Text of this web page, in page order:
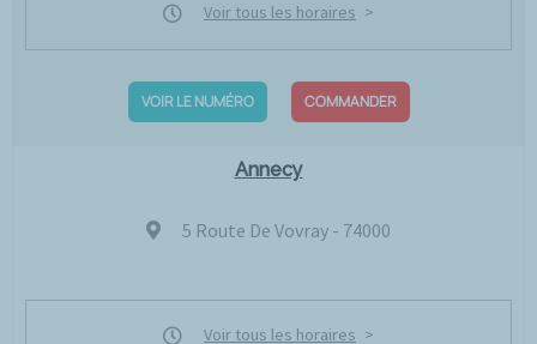
Voir tous les horaires
VOIR LE NUMÉRO COMMANDER
Annecy
5 Route De Vovray - 74000
Voir tous les horaires